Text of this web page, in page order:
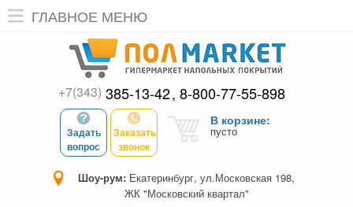
ГЛАВНОЕ МЕНЮ
+7(343) 385-13-42 8-800-77-55-898
Задать
вопрос
Заказать
звонок
В корзине:
пусто
Шоу-рум: Екатеринбург, ул.Московская 198,
ЖК "Московский квартал"